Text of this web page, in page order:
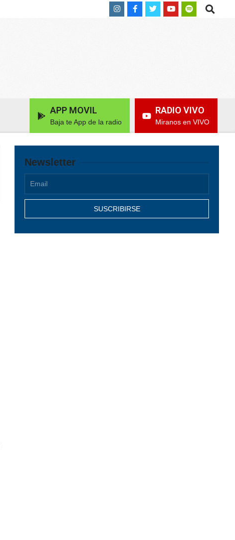
Search
APP MOVIL
Baja te App de la radio
RADIO VIVO
Miranos en VIVO
Newsletter